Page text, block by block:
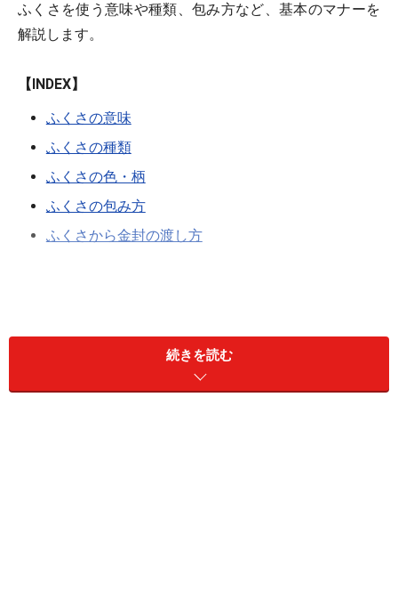
ふくさを使う意味や種類、包み方など、基本のマナーを
解説します。
【INDEX】
ふくさの意味
ふくさの種類
ふくさの色・柄
ふくさの包み方
ふくさから金封の渡し方
祝儀袋や不祝儀袋など、お香典等の金封はふくさに包ん
で持参するのがマナーです。
続きを読む